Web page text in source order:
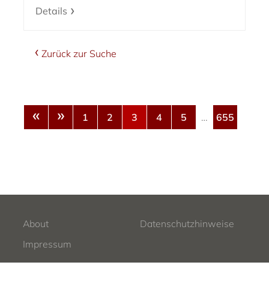
Details
Zurück zur Suche
« » 1 2 3 4 5 … 655
About
Datenschutzhinweise
Impressum